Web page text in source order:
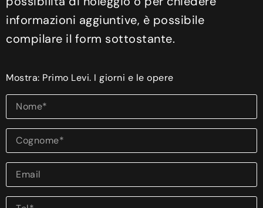
informazioni aggiuntive, è possibile
compilare il form sottostante.
Mostra: Primo Levi. I giorni e le opere